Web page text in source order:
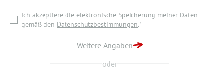
Ich akzeptiere die elektronische Speicherung meiner Daten
gemäß den Datenschutzbestimmungen.*
Weitere Angaben
oder
ZURÜCK ZUR STARTSEITE